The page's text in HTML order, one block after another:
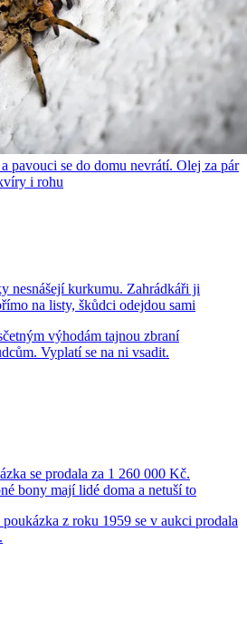
pavouci se do domu nevrátí. Olej za pár
i rohu
nesnášejí kurkumu. Zahrádkáři ji
na listy, škůdci odejdou sami
výhodám tajnou zbraní
Vyplatí se na ni vsadit.
se prodala za 1 260 000 Kč.
bony mají lidé doma a netuší to
z roku 1959 se v aukci prodala